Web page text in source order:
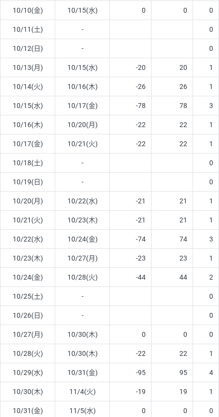
10/10(金) 10/15(水) 0 0 0
10/11(土) - 0
10/12(日) - 0
10/13(月) 10/15(水) -20 20 1
10/14(火) 10/16(木) -26 26 1
10/15(水) 10/17(金) -78 78 3
10/16(木) 10/20(月) -22 22 1
10/17(金) 10/21(火) -22 22 1
10/18(土) - 0
10/19(日) - 0
10/20(月) 10/22(水) -21 21 1
10/21(火) 10/23(木) -21 21 1
10/22(水) 10/24(金) -74 74 3
10/23(木) 10/27(月) -23 23 1
10/24(金) 10/28(火) -44 44 2
10/25(土) - 0
10/26(日) - 0
10/27(月) 10/30(木) 0 0 0
10/28(火) 10/30(木) -22 22 1
10/29(水) 10/31(金) -95 95 4
10/30(木) 11/4(火) -19 19 1
10/31(金) 11/5(水) 0 0 0